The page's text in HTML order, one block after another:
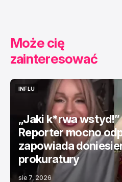
Może cię
zainteresować
INFLU
„Jaki k*rwa
Reporter mocno
zapowiada
prokuratury
sie 7, 2026